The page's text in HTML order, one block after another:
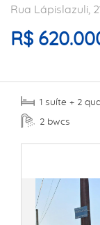
Rua Lápislazuli,
R$
1 suíte + 2
2 bwcs